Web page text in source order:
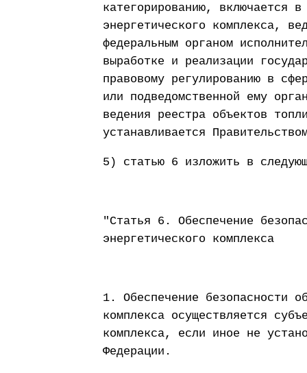
категорированию, включается
энергетического комплекса,
федеральным органом
выработке и реализации
правовому регулированию в
или подведомственной ему
ведения реестра объектов
устанавливается
5) статью 6 изложить в
"Статья 6. Обеспечение
энергетического комплекса
1. Обеспечение безопасности
комплекса осуществляется
комплекса, если иное не
Федерации.